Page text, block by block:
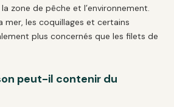
zone de pêche et l’environnement.
mer, les coquillages et certains
plus concernés que les filets de
peut-il contenir du